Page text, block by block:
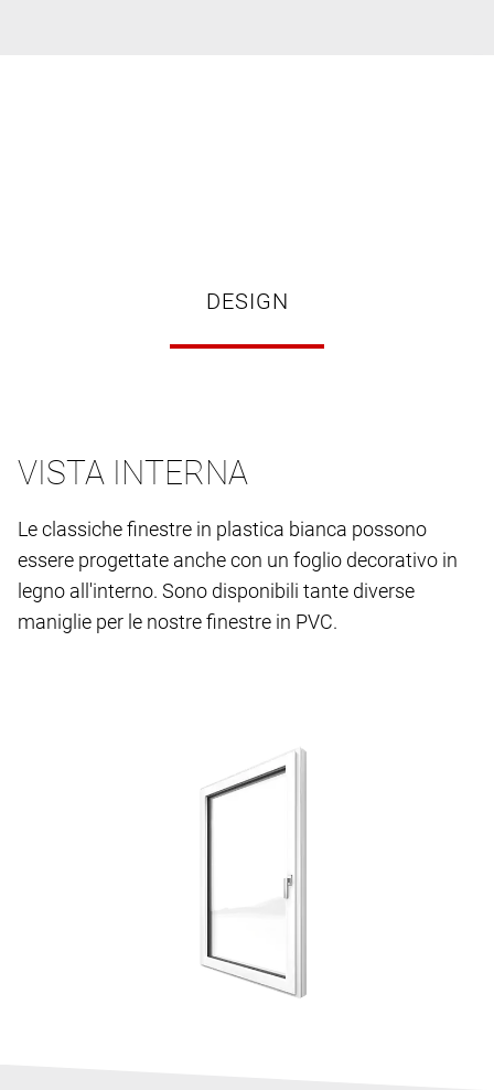
DESIGN
VISTA INTERNA
Le classiche finestre in plastica bianca possono
essere progettate anche con un foglio decorativo in
legno all'interno. Sono disponibili tante diverse
maniglie per le nostre finestre in PVC.